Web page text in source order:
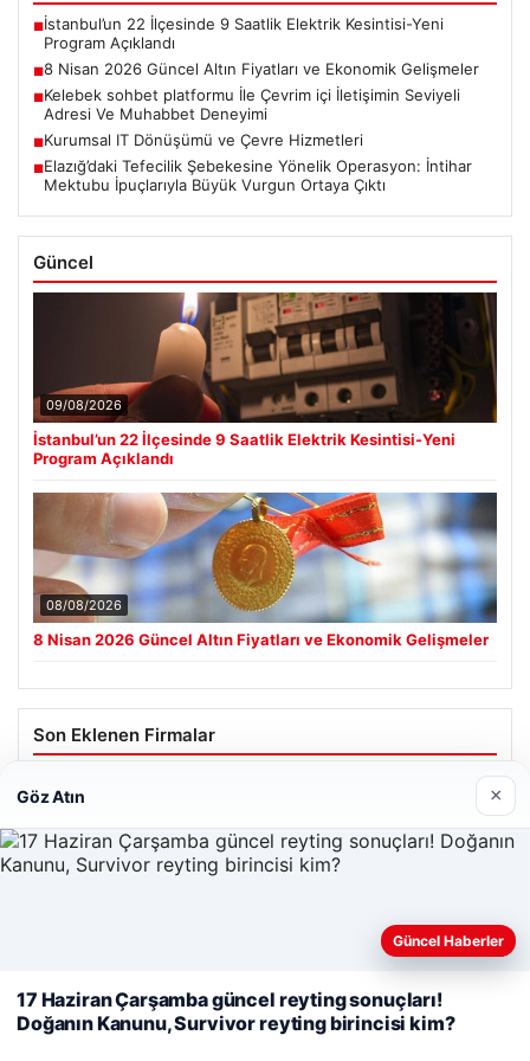
■İstanbul’un 22 İlçesinde 9 Saatlik Elektrik Kesintisi-Yeni
Program Açıklandı
■8 Nisan 2026 Güncel Altın Fiyatları ve Ekonomik Gelişmeler
■Kelebek sohbet platformu İle Çevrim içi İletişimin Seviyeli
Adresi Ve Muhabbet Deneyimi
■Kurumsal IT Dönüşümü ve Çevre Hizmetleri
■Elazığ’daki Tefecilik Şebekesine Yönelik Operasyon: İntihar
Mektubu İpuçlarıyla Büyük Vurgun Ortaya Çıktı
Güncel
09/08/2026
İstanbul’un 22 İlçesinde 9 Saatlik Elektrik Kesintisi-Yeni
Program Açıklandı
08/08/2026
8 Nisan 2026 Güncel Altın Fiyatları ve Ekonomik Gelişmeler
Son Eklenen Firmalar
Hastaş Beton
© 2026 Analiz Gazete – Güncel Haberler
Web sitemizi nasıl kullandığınızı daha iyi anlayabilmek,
kullanıyoruz.Çerez Politikamız
Reddet Kabul Et
Göz Atın ×
Güncel Haberler
17 Haziran Çarşamba güncel reyting sonuçları!
Doğanın Kanunu, Survivor reyting birincisi kim?